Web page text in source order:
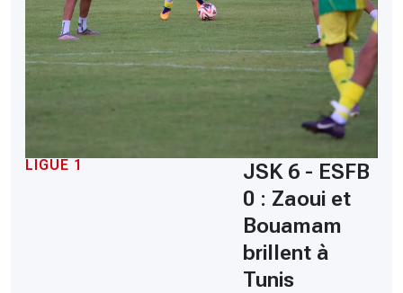
LIGUE 1
JSK 6 - ESFB
0 : Zaoui et
Bouamam
brillent à
Tunis